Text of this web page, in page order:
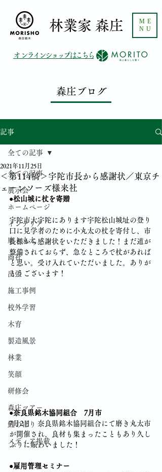
​林業家 森庄
​オンラインショップはこちら
ME
NU
森庄ブログ
記事
全ての記事
展示会
ホームページ
インテリア
磨き丸太
商社
出張
施工事例
校外学習
木育
製造風景
林業
笑顔
研修会
森庄ツアー
鯉のぼり
メディア掲載
全ての記事
＜第114稿＞宇陀市長から感謝状／東京チ
ェーンソーズ様来社
2021年11月25日
●松山城に杖を寄贈
宇陀市大宇陀にあります宇陀松山城址の登り
口に見学者のために小丸太の杖を寄付し、市
長様から感謝状をいただきました！まだ道が
整備されておらず、急なところで杖があれば
と思い。受け入れていただいました。ありが
とうございます！
●奈良県銘木協同組合　7月市
7月2日　奈良県銘木協同組合にて磨き丸太市
が開催され、良材も集まったこともあり久し
ぶりに賑わいました！
●雇用管理セミナー